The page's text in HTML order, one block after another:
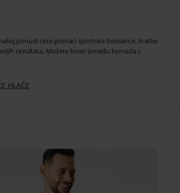
ponudi ćete pronaći sportske bokserice, kratke
rezultata. Možete birati između komada s
HLAČE